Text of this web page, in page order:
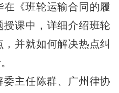
在《班轮运输合同的履
授课中，详细介绍班轮
并就如何解决热点纠
。
委主任陈群、广州律协